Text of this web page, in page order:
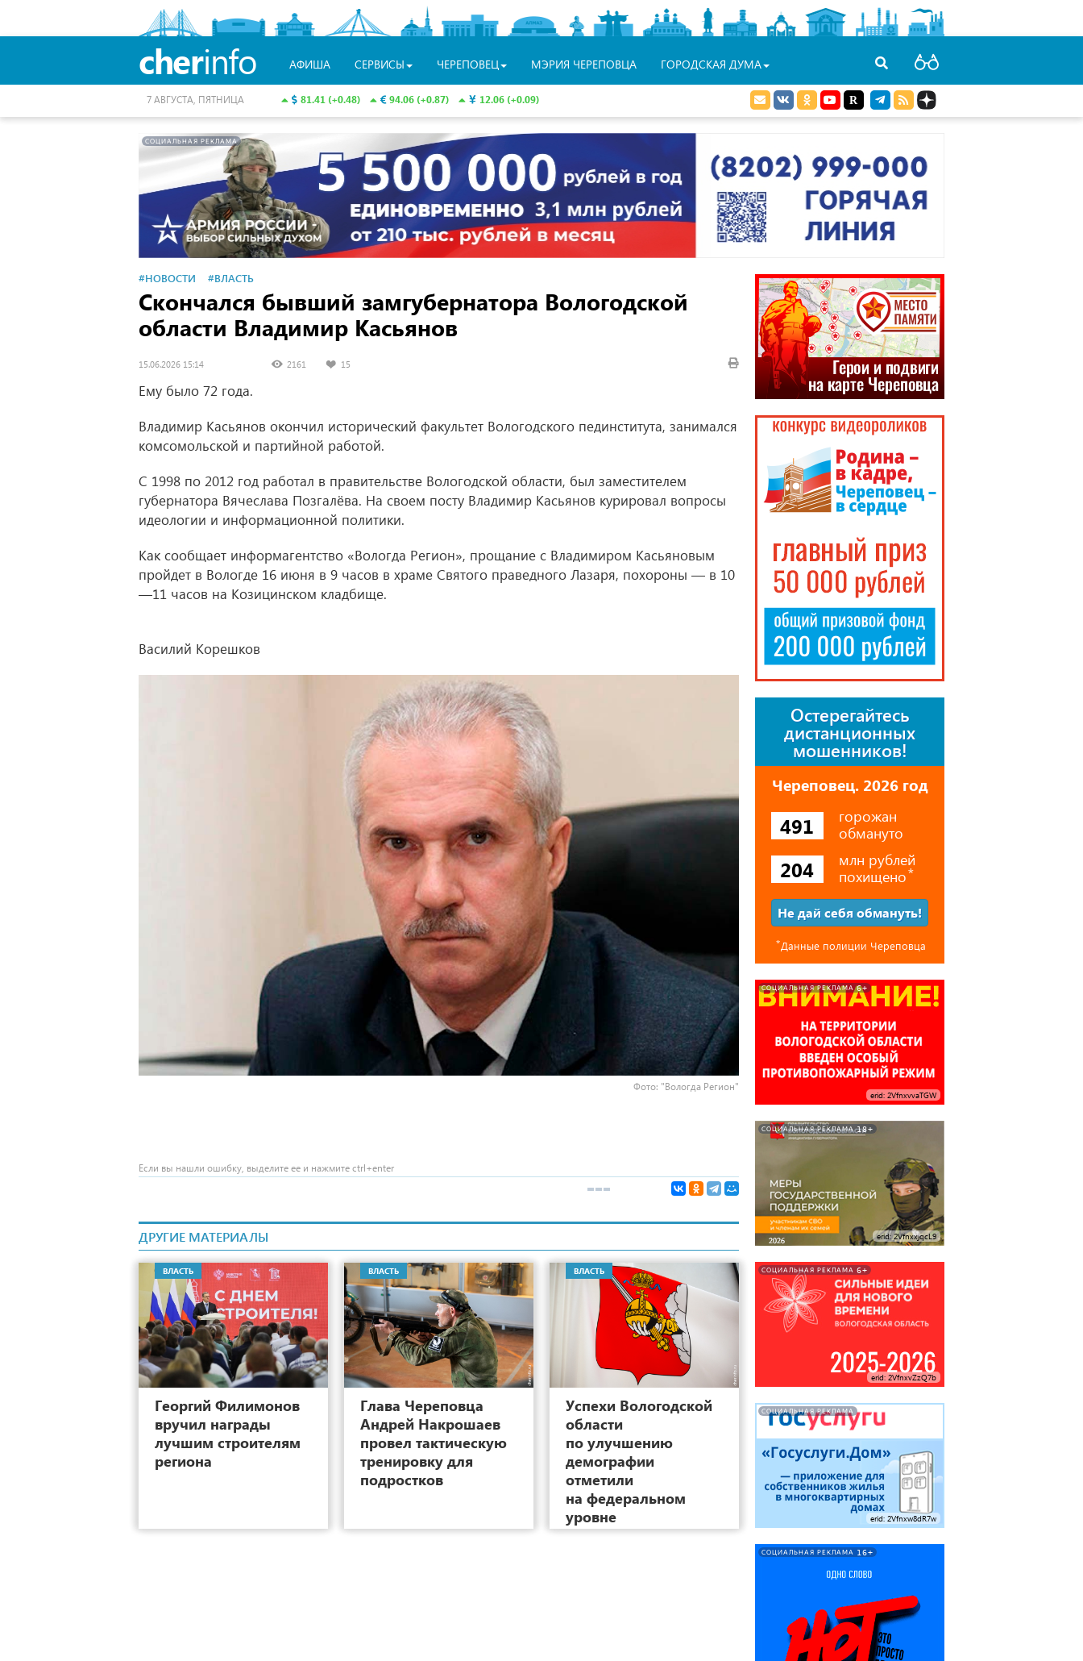
cherinfo АФИША СЕРВИСЫ ЧЕРЕПОВЕЦ МЭРИЯ ЧЕРЕПОВЦА ГОРОДСКАЯ ДУМА
81.41 (+0.48) 94.06 (+0.87) 12.06 (+0.09)
7 АВГУСТА, ПЯТНИЦА
СОЦИАЛЬНАЯ РЕКЛАМА
#НОВОСТИ #ВЛАСТЬ
Скончался бывший замгубернатора Вологодской
области Владимир Касьянов
15.06.2026 15:14 2161 15
Ему было 72 года.
Владимир Касьянов окончил исторический факультет Вологодского пединститута, занимался
комсомольской и партийной работой.
С 1998 по 2012 год работал в правительстве Вологодской области, был заместителем
губернатора Вячеслава Позгалёва. На своем посту Владимир Касьянов курировал вопросы
идеологии и информационной политики.
Как сообщает информагентство «Вологда Регион», прощание с Владимиром Касьяновым
пройдет в Вологде 16 июня в 9 часов в храме Святого праведного Лазаря, похороны — в 10
—11 часов на Козицинском кладбище.
Василий Корешков
Фото: "Вологда Регион"
Если вы нашли ошибку, выделите ее и нажмите ctrl+enter
ДРУГИЕ МАТЕРИАЛЫ
ВЛАСТЬ
13
Георгий Филимонов
вручил награды
лучшим строителям
региона
ВЛАСТЬ
10
Глава Череповца
Андрей Накрошаев
провел тактическую
тренировку для
подростков
ВЛАСТЬ
Успехи Вологодской
области
по улучшению
демографии
отметили
на федеральном
уровне
Остерегайтесь
дистанционных
мошенников!
Череповец. 2026 год
491
горожан
обмануто
204
млн рублей
похищено⃰
Не дай себя обмануть!
⃰Данные полиции Череповца
СОЦИАЛЬНАЯ РЕКЛАМА 6+
erid: 2VfnxvvaTGW
СОЦИАЛЬНАЯ РЕКЛАМА 18+
erid: 2VfnxxjqcL9
СОЦИАЛЬНАЯ РЕКЛАМА 6+
erid: 2VfnxvZzQ7b
СОЦИАЛЬНАЯ РЕКЛАМА
erid: 2Vfnxw8dR7w
СОЦИАЛЬНАЯ РЕКЛАМА 16+